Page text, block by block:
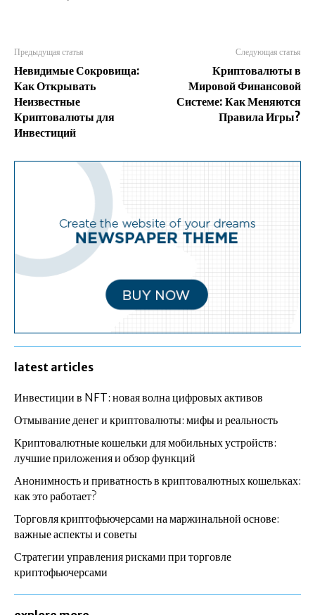
Предыдущая статья
Невидимые Сокровища:
Как Открывать
Неизвестные
Криптовалюты для
Инвестиций
Следующая статья
Криптовалюты в
Мировой Финансовой
Системе: Как Меняются
Правила Игры?
latest articles
Инвестиции в NFT: новая волна цифровых активов
Отмывание денег и криптовалюты: мифы и реальность
Криптовалютные кошельки для мобильных устройств:
лучшие приложения и обзор функций
Анонимность и приватность в криптовалютных кошельках:
как это работает?
Торговля криптофьючерсами на маржинальной основе:
важные аспекты и советы
Стратегии управления рисками при торговле
криптофьючерсами